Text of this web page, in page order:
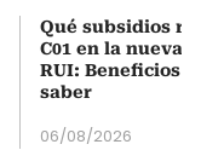
Qué subsidios
C01 en la nueva
RUI: Beneficios
saber
06/08/2026